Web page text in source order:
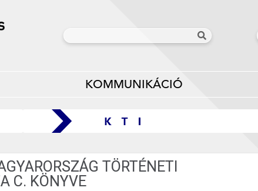
KOMMUNIKÁCIÓ
TÖRTÉNETI
C. KÖNYVE